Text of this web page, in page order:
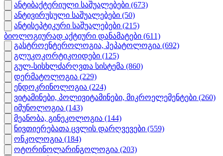
ანტიბაქტერიული საშუალებები (673)
ანტივირუსული საშუალებები (50)
ანტისეპტიკური საშუალებები (215)
ბიოლოგიურად აქტიური დანამატები (611)
გასტროენტეროლოგია, ჰეპატოლოგია (692)
გლუკოკორტიკოიდები (125)
გულ-სისხლძარღვთა სისტემა (860)
დერმატოლოგია (229)
ენდოკრინოლოგია (224)
ვიტამინები, პოლივიტამინები, მიკროელემენტები (260)
იმუნოლოგია (143)
მეანობა, გინეკოლოგია (144)
ნივთიერებათა ცვლის დარღვევები (559)
ონკოლოგია (184)
ოტორინოლარინგოლოგია (203)